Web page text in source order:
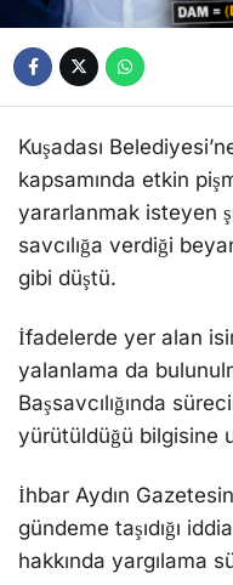
Kuşadası
kapsamında etkin
yararlanmak isteyen
savcılığa verdiği
gibi düştü.
İfadelerde yer alan
yalanlama da
Başsavcılığında
yürütüldüğü bilgisine
İhbar Aydın
gündeme taşıdığı
hakkında yargılama